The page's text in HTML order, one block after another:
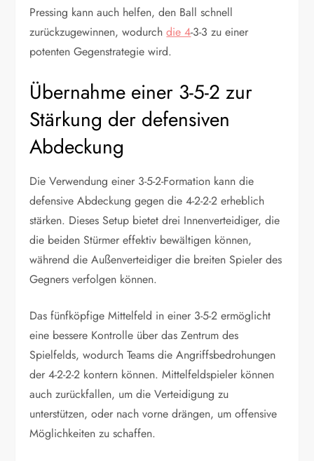
Pressing kann auch helfen, den Ball schnell
zurückzugewinnen, wodurchdie 4-3-3 zu einer
potenten Gegenstrategie wird.
Übernahme einer 3-5-2 zur
Stärkung der defensiven
Abdeckung
Die Verwendung einer 3-5-2-Formation kann die
defensive Abdeckung gegen die 4-2-2-2 erheblich
stärken. Dieses Setup bietet drei Innenverteidiger, die
die beiden Stürmer effektiv bewältigen können,
während die Außenverteidiger die breiten Spieler des
Gegners verfolgen können.
Das fünfköpfige Mittelfeld in einer 3-5-2 ermöglicht
eine bessere Kontrolle über das Zentrum des
Spielfelds, wodurch Teams die Angriffsbedrohungen
der 4-2-2-2 kontern können. Mittelfeldspieler können
auch zurückfallen, um die Verteidigung zu
unterstützen, oder nach vorne drängen, um offensive
Möglichkeiten zu schaffen.